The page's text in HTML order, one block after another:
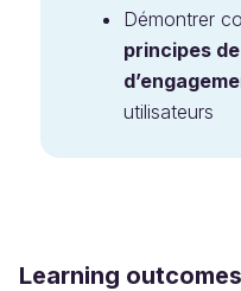
Démontrer
principes
utilisateurs
Learning outcomes